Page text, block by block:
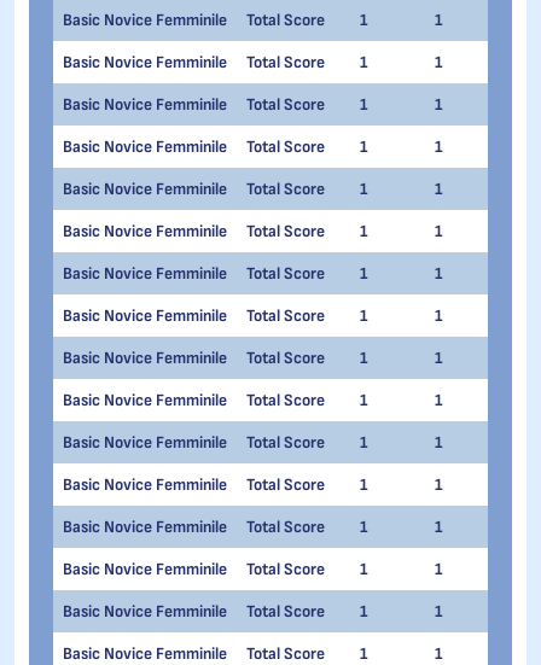
Basic Novice Femminile Total Score 1 1
Basic Novice Femminile Total Score 1 1
Basic Novice Femminile Total Score 1 1
Basic Novice Femminile Total Score 1 1
Basic Novice Femminile Total Score 1 1
Basic Novice Femminile Total Score 1 1
Basic Novice Femminile Total Score 1 1
Basic Novice Femminile Total Score 1 1
Basic Novice Femminile Total Score 1 1
Basic Novice Femminile Total Score 1 1
Basic Novice Femminile Total Score 1 1
Basic Novice Femminile Total Score 1 1
Basic Novice Femminile Total Score 1 1
Basic Novice Femminile Total Score 1 1
Basic Novice Femminile Total Score 1 1
Basic Novice Femminile Total Score 1 1